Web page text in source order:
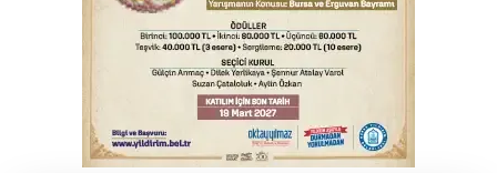
Babasını ziyarete giderken kazada
hayatını kaybetti
İnegöl'de orman yangını; Havadan ve
karadan müdahale başlatıldı